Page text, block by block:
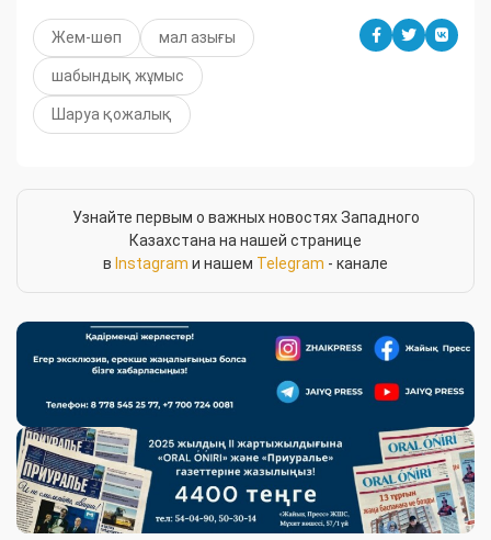
Жем-шөп мал азығы
шабындық жұмыс
Шаруа қожалық
Узнайте первым о важных новостях Западного
Казахстана на нашей странице
в Instagram и нашем Telegram - канале